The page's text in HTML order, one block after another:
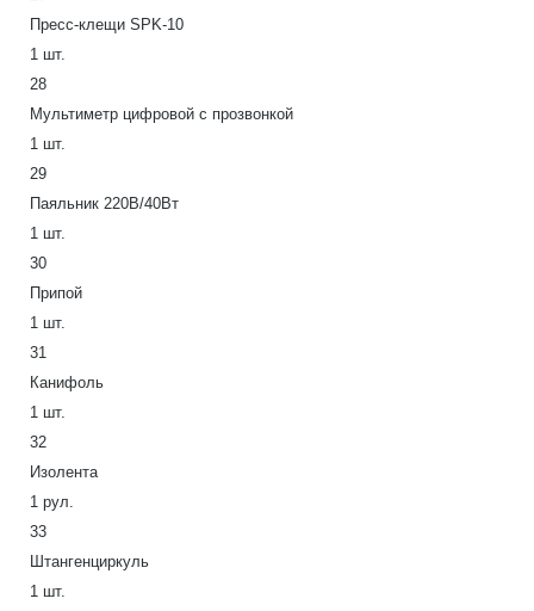
Пресс-клещи SPK-10
1 шт.
28
Мультиметр цифровой с прозвонкой
1 шт.
29
Паяльник 220В/40Вт
1 шт.
30
Припой
1 шт.
31
Канифоль
1 шт.
32
Изолента
1 рул.
33
Штангенциркуль
1 шт.